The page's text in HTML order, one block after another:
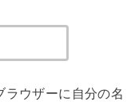
ラウザーに自分の名